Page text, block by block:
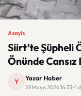
Asayis
Siirt’te Şüpheli
Önünde
Y Yazar Haber
28 Mayıs 2026 16:33 · 1